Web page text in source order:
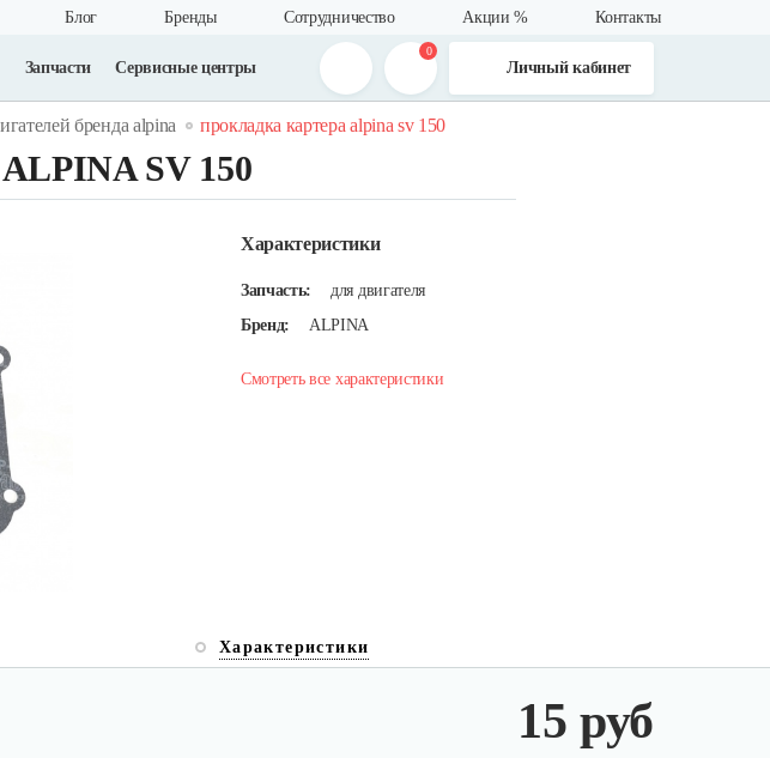
Блог Бренды Сотрудничество Акции % Контакты
Запчасти Сервисные центры
0
Личный кабинет
бренда alpina прокладка картера alpina sv 150
SV 150
Характеристики
Запчасть:
для двигателя
Бренд:
ALPINA
Смотреть все характеристики
Характеристики
15 руб